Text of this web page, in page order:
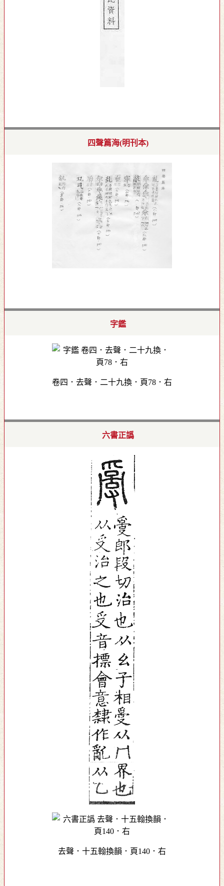
四聲篇海(明刊本)
字鑑
卷四．去聲．二十九換．頁78．右
六書正譌
去聲．十五翰換韻．頁140．右